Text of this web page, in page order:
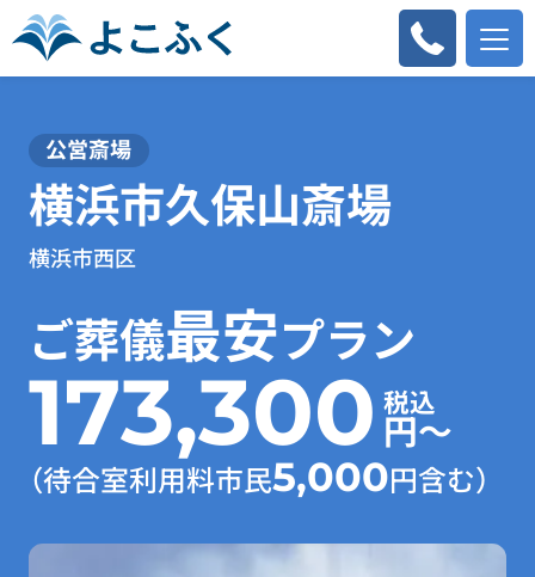
公営斎場
横浜市久保山斎場
横浜市西区
ご葬儀最安プラン
173,300 円～
税込
（待合室利用料市民5,000円含む）